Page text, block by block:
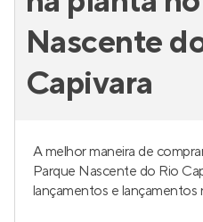
Nascente
Capivara
A melhor maneira de
Parque Nascente do Rio
lançamentos e lançamentos